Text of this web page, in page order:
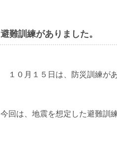
避難訓練がありました。
１０月１５日は、防災訓練があ
今回は、地震を想定した避難訓練